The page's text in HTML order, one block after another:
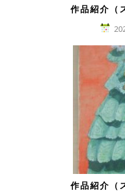
作品紹介（
作品紹介（